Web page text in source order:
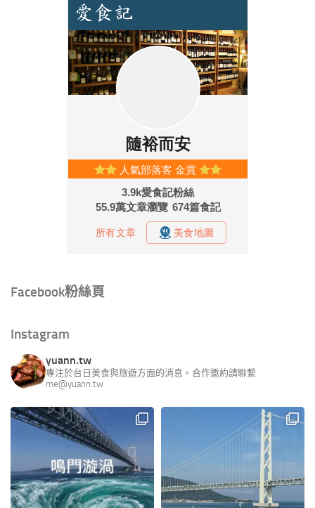
Facebook粉絲頁
Instagram
yuann.tw
專注於台日美食與旅遊方面的消息。合作邀約請聯繫
me@yuann.tw